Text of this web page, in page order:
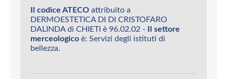
Il codice ATECO attribuito a
DERMOESTETICA DI DI CRISTOFARO
DALINDA di CHIETI è 96.02.02 - Il settore
merceologico è: Servizi degli istituti di
bellezza.